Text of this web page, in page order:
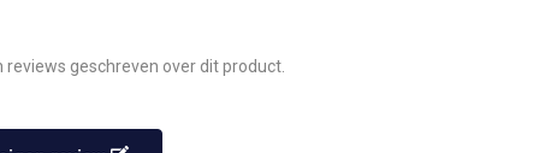
reviews geschreven over dit product.